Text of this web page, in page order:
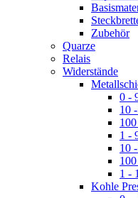
Zubehör
Quarze
Relais
Widerstände
0 -
10
1 -
10
1 -
Kohle